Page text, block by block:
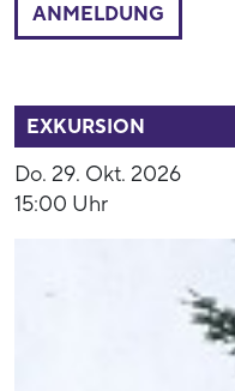
ANMELDUNG
EXKURSION
Do. 29. Okt. 2026
15:00 Uhr